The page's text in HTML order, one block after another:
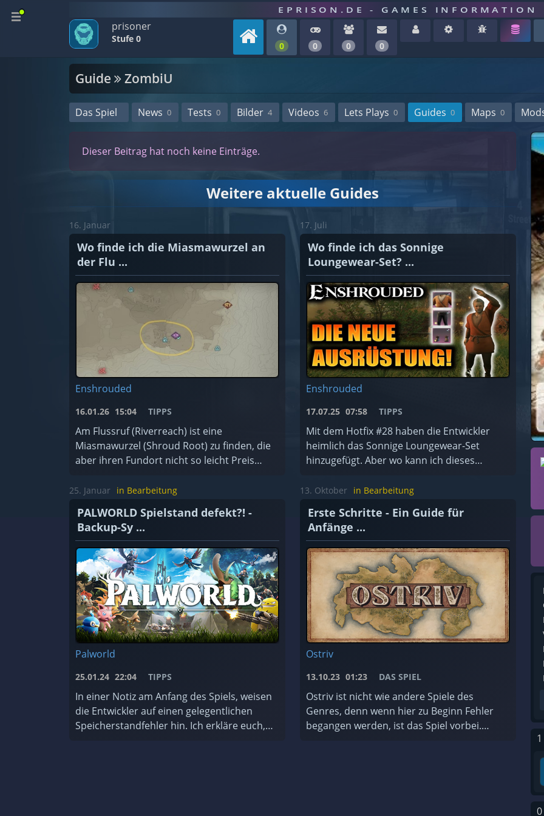
EPRISON.DE - GAMES INFORMATION
prisoner
Stufe 0
0 0 0 0
Guide ZombiU
Das Spiel News 0 Tests 0 Bilder 4 Videos 6 Lets Plays 0 Guides 0 Maps 0
Dieser Beitrag hat noch keine Einträge.
Weitere aktuelle Guides
16. Januar
Wo finde ich die Miasmawurzel an
der Flu ...
Enshrouded
16.01.26 15:04 TIPPS
Am Flussruf (Riverreach) ist eine
Miasmawurzel (Shroud Root) zu finden, die
aber ihren Fundort nicht so leicht Preis
17. Juli
Wo finde ich das Sonnige
Loungewear-Set? ...
Enshrouded
17.07.25 07:58 TIPPS
Mit dem Hotfix #28 haben die Entwickler
heimlich das Sonnige Loungewear-Set
hinzugefügt. Aber wo kann ich dieses
25. Januar in Bearbeitung
PALWORLD Spielstand defekt?! -
Backup-Sy ...
Palworld
25.01.24 22:04 TIPPS
In einer Notiz am Anfang des Spiels, weisen
die Entwickler auf einen gelegentlichen
Speicherstandfehler hin. Ich erkläre euch,
13. Oktober in Bearbeitung
Erste Schritte - Ein Guide für
Anfänge ...
Ostriv
13.10.23 01:23 DAS SPIEL
Ostriv ist nicht wie andere Spiele des
Genres, denn wenn hier zu Beginn Fehler
begangen werden, ist das Spiel vorbei.